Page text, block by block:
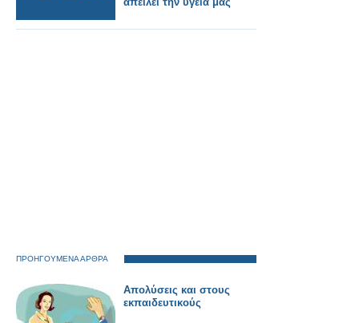
ΠΡΟΗΓΟΥΜΕΝΑ ΑΡΘΡΑ
Απολύσεις και στους
εκπαιδευτικούς